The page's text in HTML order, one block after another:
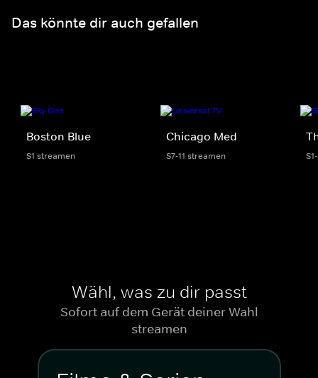
Das könnte dir auch gefallen
Boston Blue
S1 streamen
Chicago Med
S7-11 streamen
Wähl, was zu dir passt
Sofort auf dem Gerät deiner Wahl
streamen